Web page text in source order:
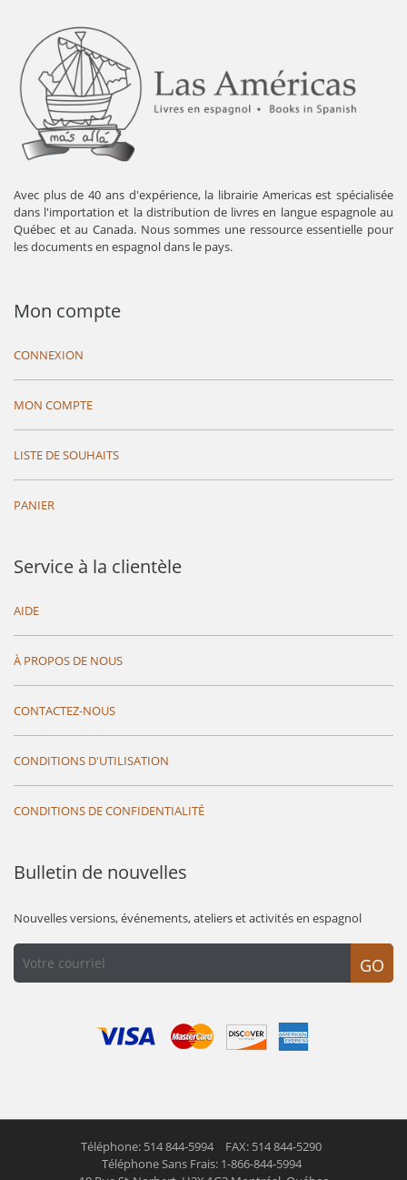
Avec plus de 40 ans d'expérience, la librairie Americas est spécialisée
dans l'importation et la distribution de livres en langue espagnole au
Québec et au Canada. Nous sommes une ressource essentielle pour
les documents en espagnol dans le pays.
Mon compte
CONNEXION
MON COMPTE
LISTE DE SOUHAITS
PANIER
Service à la clientèle
AIDE
À PROPOS DE NOUS
CONTACTEZ-NOUS
CONDITIONS D'UTILISATION
CONDITIONS DE CONFIDENTIALITÉ
Bulletin de nouvelles
Nouvelles versions, événements, ateliers et activités en espagnol
GO
Téléphone: 514 844-5994
FAX: 514 844-5290
Téléphone Sans Frais: 1-866-844-5994